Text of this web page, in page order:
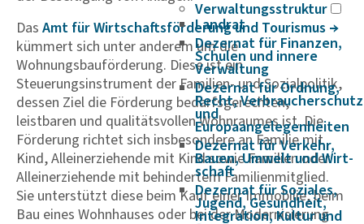
Verwaltungsstruktur
Landrat
Dezernat für Finanzen,
Schulen und innere
Verwaltung
Dezernat für Ordnung,
Recht, Verbraucherschutz
und
Europaangelegenheiten
Dezernat für Verkehr,
Bauen, Umwelt und Wirt­
schaft
Dezernat für Soziales,
Jugend, Gesundheit,
Integration, Kultur und
Das Amt für Wirt­­schafts­­för­­de­rung und Tourismus
kümmert sich unter anderem um die
Wohnungsbauförderung. Diese ist ein
Steuerungsinstrument der Familien- und Sozialpolitik,
dessen Ziel die Förderung bedarfsgerechten,
leistbaren und qualitätsvollen Wohnraumes ist. Die
Förderung richtet sich insbesondere an Familie mit
Kind, Alleinerziehende mit Kind sowie Familien oder
Alleinerziehende mit behindertem Familienmitglied.
Sie unterstützt diese beim Kauf einer Immobilie, beim
Bau eines Wohnhauses oder bei der Modernisierung